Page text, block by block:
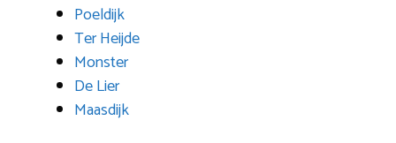
Poeldijk
Ter Heijde
Monster
De Lier
Maasdijk